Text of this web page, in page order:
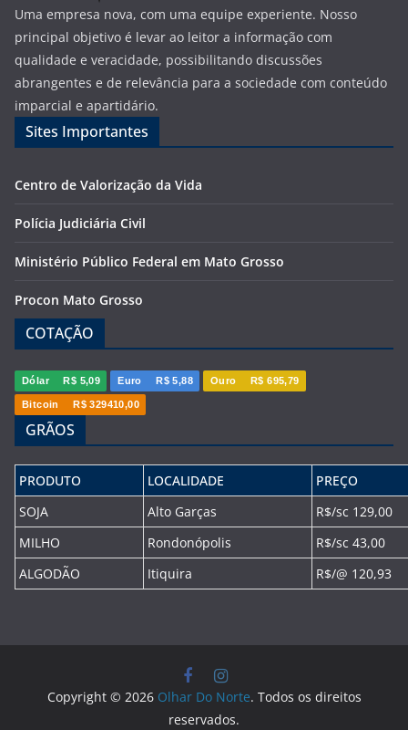
Uma empresa nova, com uma equipe experiente. Nosso
principal objetivo é levar ao leitor a informação com
qualidade e veracidade, possibilitando discussões
abrangentes e de relevância para a sociedade com conteúdo
imparcial e apartidário.
Sites Importantes
Centro de Valorização da Vida
Polícia Judiciária Civil
Ministério Público Federal em Mato Grosso
Procon Mato Grosso
COTAÇÃO
Dólar R$ 5,09 Euro R$ 5,88 Ouro R$ 695,79
Bitcoin R$ 329410,00
GRÃOS
PRODUTO LOCALIDADE
PREÇO
SOJA
Alto Garças
R$/sc 129,00
MILHO
Rondonópolis
R$/sc 43,00
ALGODÃO
Itiquira R$/@ 120,93
Copyright © 2026 Olhar Do Norte. Todos os direitos
reservados.